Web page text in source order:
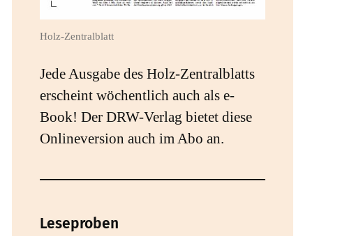
Holz-Zentralblatt
Jede Ausgabe des Holz-Zentralblatts
erscheint wöchentlich auch als e-
Book! Der DRW-Verlag bietet diese
Onlineversion auch im Abo an.
Leseproben